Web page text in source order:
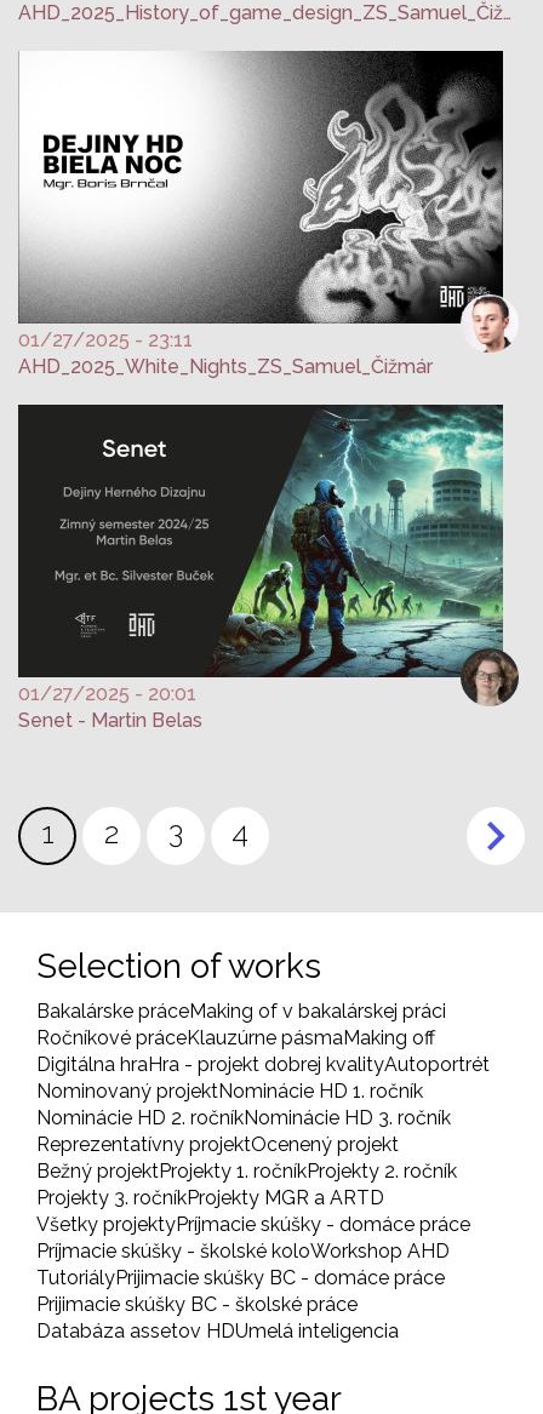
AHD_2025_History_of_game_design_ZS_Samuel_Čižmár
01/27/2025 - 23:11
AHD_2025_White_Nights_ZS_Samuel_Čižmár
01/27/2025 - 20:01
Senet - Martin Belas
Pagination
Current
1 Page
2 Page
3 Page
4
Selection of works
Bakalárske práceMaking of v bakalárskej práci
Ročníkové práceKlauzúrne pásmaMaking off
Digitálna hraHra - projekt dobrej kvalityAutoportrét
Nominovaný projektNominácie HD 1. ročník
Nominácie HD 2. ročníkNominácie HD 3. ročník
Reprezentatívny projektOcenený projekt
Bežný projektProjekty 1. ročníkProjekty 2. ročník
Projekty 3. ročníkProjekty MGR a ARTD
Všetky projektyPríjmacie skúšky - domáce práce
Príjmacie skúšky - školské koloWorkshop AHD
TutoriályPrijimacie skúšky BC - domáce práce
Prijimacie skúšky BC - školské práce
Databáza assetov HDUmelá inteligencia
BA projects 1st year